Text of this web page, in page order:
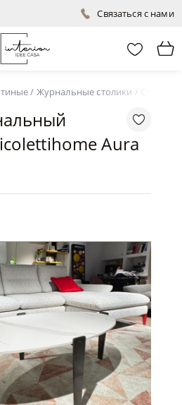
Связаться с нами
/ Журнальные столики /
Aura